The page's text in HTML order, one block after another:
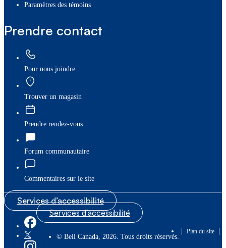
paramètres des témoins
Prendre contact
Pour nous joindre
Trouver un magasin
Prendre rendez-vous
Forum communautaire
Commentaires sur le site
Services d’accessibilité
Services d’accessibilité
© Bell Canada, 2026. Tous droits réservés.
Plan du site